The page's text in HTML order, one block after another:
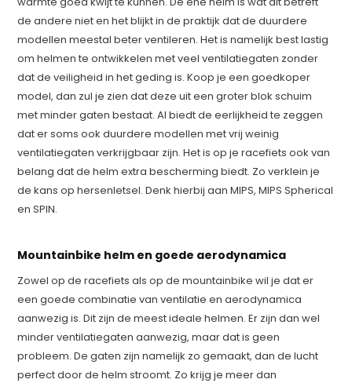
de andere niet en het blijkt in de praktijk dat de duurdere
modellen meestal beter ventileren. Het is namelijk best lastig
om helmen te ontwikkelen met veel ventilatiegaten zonder
dat de veiligheid in het geding is. Koop je een goedkoper
model, dan zul je zien dat deze uit een groter blok schuim
met minder gaten bestaat. Al biedt de eerlijkheid te zeggen
dat er soms ook duurdere modellen met vrij weinig
ventilatiegaten verkrijgbaar zijn. Het is op je racefiets ook van
belang dat de helm extra bescherming biedt. Zo verklein je
de kans op hersenletsel. Denk hierbij aan MIPS, MIPS Spherical
en SPIN.
Mountainbike helm en goede aerodynamica
Zowel op de racefiets als op de mountainbike wil je dat er
een goede combinatie van ventilatie en aerodynamica
aanwezig is. Dit zijn de meest ideale helmen. Er zijn dan wel
minder ventilatiegaten aanwezig, maar dat is geen
probleem. De gaten zijn namelijk zo gemaakt, dan de lucht
perfect door de helm stroomt. Zo krijg je meer dan